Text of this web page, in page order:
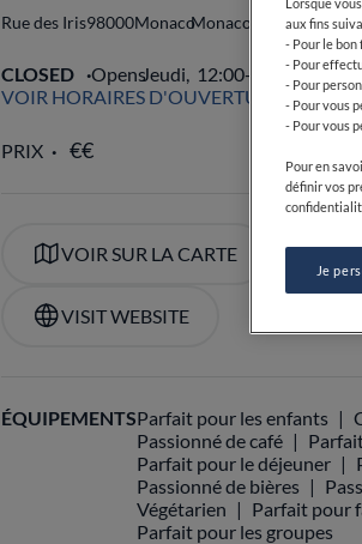
Rue des Iris98000MonacoMonaco
CLOSED OpensJeudi, 12:00-14:30,
VOIR HORAIRES D'OUVERTURE
PRIX
VOIR SUR LA CARTE
VISIT WEBSITE
ÉQUIPEMENTSParfait pour les enfants
Passionné de café
Parfait pour le déjeuner
Passionné de bières
Végétarien
Parfait pour
Parfait pour les groupes
aux fins
- Pour le
- Pour
- Pour
- Pour vous
- Pour vous
Pour en
définir vos
Je